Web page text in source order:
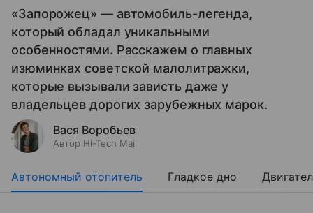
«Запорожец» — автомобиль-легенда,
который обладал уникальными
особенностями. Расскажем о главных
изюминках советской малолитражки,
которые вызывали зависть даже у
владельцев дорогих зарубежных марок.
Вася Воробьев
Автор Hi-Tech Mail
Автономный отопитель Гладкое дно